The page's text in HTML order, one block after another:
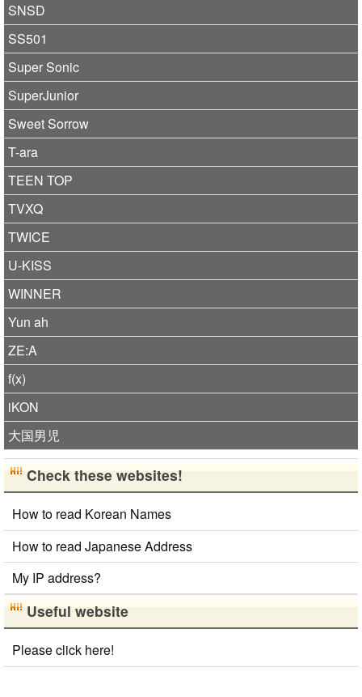
SNSD
SS501
Super Sonic
SuperJunior
Sweet Sorrow
T-ara
TEEN TOP
TVXQ
TWICE
U-KISS
WINNER
Yun ah
ZE:A
f(x)
iKON
大国男児
Check these websites!
How to read Korean Names
How to read Japanese Address
My IP address?
Useful website
Please click here!